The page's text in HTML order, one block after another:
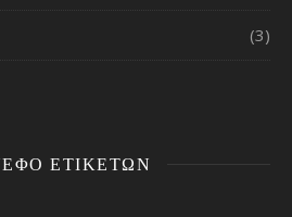
(3)
ΕΤΙΚΕΤΏΝ